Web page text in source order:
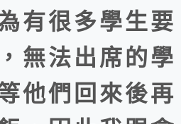
有很多學生要
無法出席的學
他們回來後再